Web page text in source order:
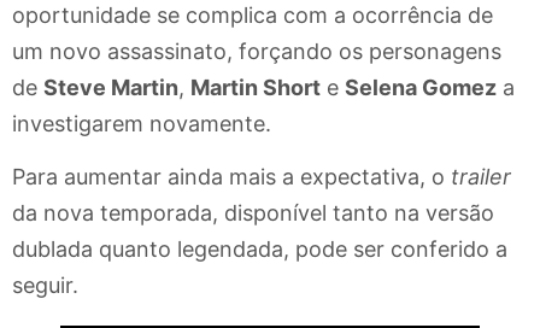
oportunidade se complica com a ocorrência de
um novo assassinato, forçando os personagens
de Steve Martin, Martin Short e Selena Gomez a
investigarem novamente.
Para aumentar ainda mais a expectativa, o trailer
da nova temporada, disponível tanto na versão
dublada quanto legendada, pode ser conferido a
seguir.